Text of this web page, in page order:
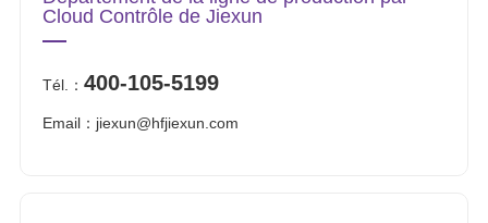
Cloud Contrôle de Jiexun
Tél.： 400-105-5199
Email：jiexun@hfjiexun.com